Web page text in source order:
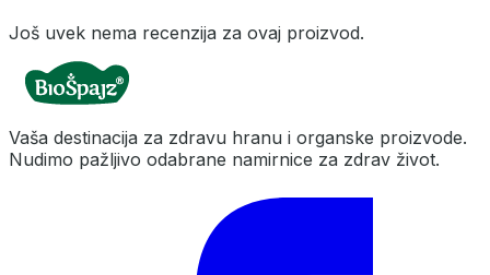
Još uvek nema recenzija za ovaj proizvod.
Vaša destinacija za zdravu hranu i organske proizvode.
Nudimo pažljivo odabrane namirnice za zdrav život.